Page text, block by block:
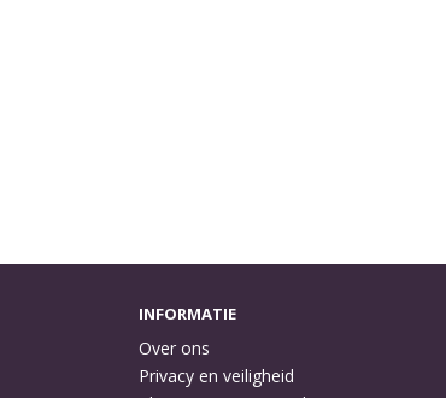
INFORMATIE
Over ons
Privacy en veiligheid